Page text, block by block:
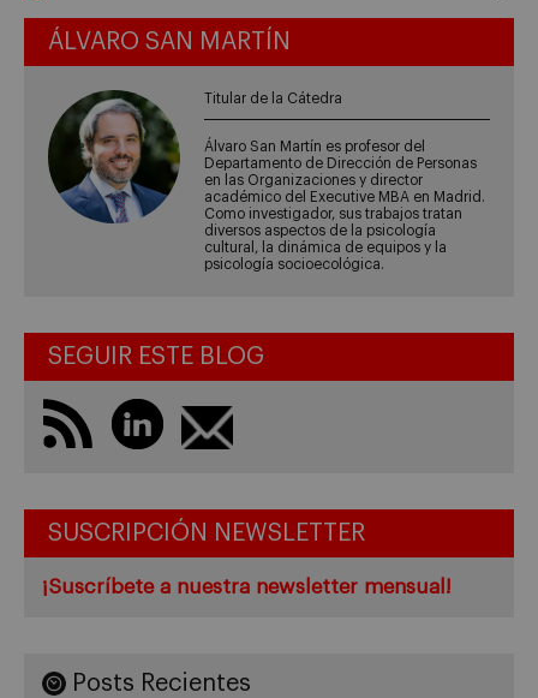
ÁLVARO SAN MARTÍN
Titular de la Cátedra
Álvaro San Martín es profesor del
Departamento de Dirección de Personas
en las Organizaciones y director
académico del Executive MBA en Madrid.
Como investigador, sus trabajos tratan
diversos aspectos de la psicología
cultural, la dinámica de equipos y la
psicología socioecológica.
SEGUIR ESTE BLOG
SUSCRIPCIÓN NEWSLETTER
¡Suscríbete a nuestra newsletter mensual!
Posts Recientes